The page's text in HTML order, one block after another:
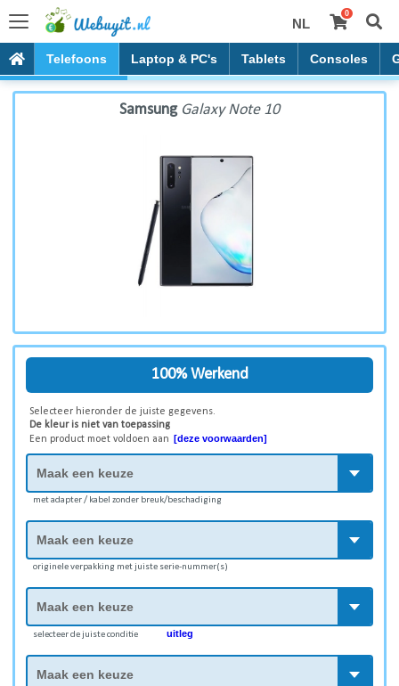
NL
0
Telefoons Laptop & PC's Tablets Consoles
Samsung Galaxy Note 10
Samsung Galaxy Note 10
100% Werkend
Selecteer hieronder de juiste gegevens.
De kleur is niet van toepassing
Een product moet voldoen aan [deze voorwaarden]
met adapter / kabel zonder breuk/beschadiging
originele verpakking met juiste serie-nummer(s)
selecteer de juiste conditie uitleg